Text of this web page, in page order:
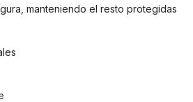
manteniendo el resto protegidas